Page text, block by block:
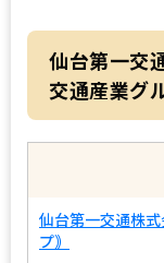
仙台第一交
交通産業グ
仙台第一交通株
プ｠